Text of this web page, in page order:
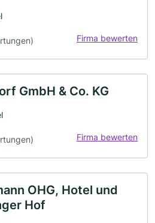
Firma bewerten
GmbH & Co. KG
Firma bewerten
OHG, Hotel und
Hof